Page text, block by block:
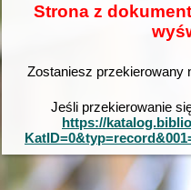
Strona z
Zostaniesz przekierowany
Jeśli przekierowanie
https://